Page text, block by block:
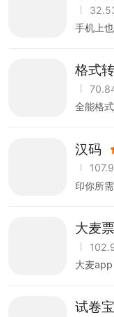
手机上也
格式
全能格
汉码
印你所
大麦
大麦
试卷